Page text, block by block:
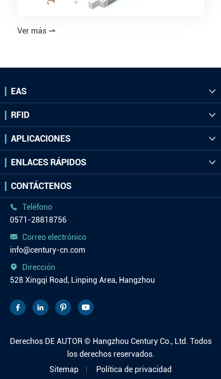
Ver más 
EAS 
RFID 
APLICACIONES 
ENLACES RÁPIDOS 
CONTÁCTENOS

Teléfono
0571-28818756

Correo electrónico
info@century-cn.com

Dirección
528 Xingqi Road, Linping Area, Hangzhou
   
Derechos DE AUTOR © Hangzhou Century Co., Ltd. Todos
los derechos reservados.
Sitemap
Política de privacidad